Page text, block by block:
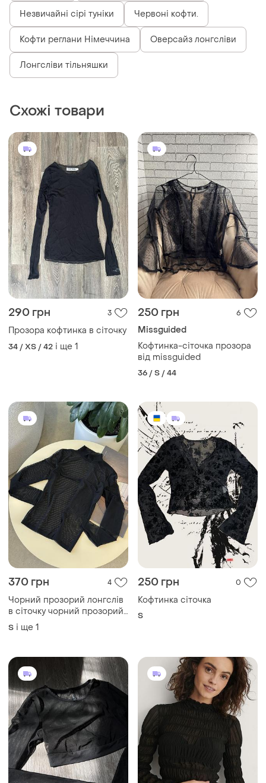
Незвичайні сірі туніки Червоні кофти.
Кофти реглани Німеччина Оверсайз лонгсліви
Лонгсліви тільняшки
Схожі товари
290 грн 3
Прозора кофтинка в сіточку
34 / XS / 42 і ще 1
250 грн 6
Missguided
Кофтинка-сіточка прозора
від missguided
36 / S / 44
370 грн 4
Чорний прозорий лонгслів
в сіточку чорний прозорий
лонгслів
S і ще 1
250 грн 0
Кофтинка сіточка
S